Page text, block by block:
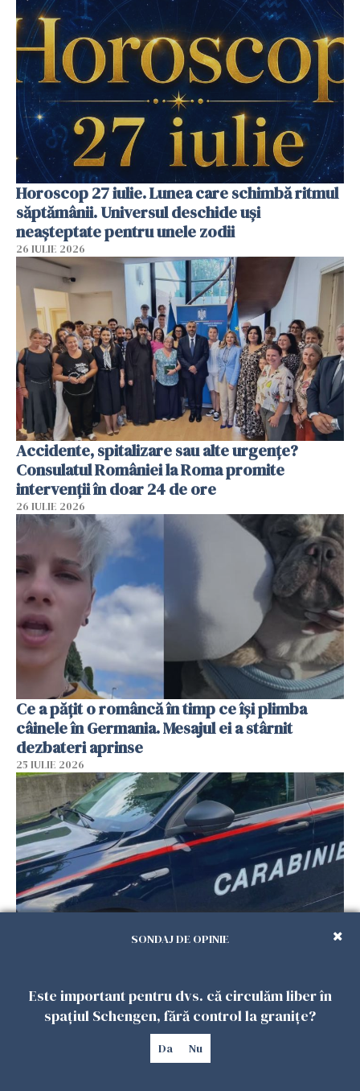
Horoscop 27 iulie. Lunea care schimbă ritmul
săptămânii. Universul deschide uși
neașteptate pentru unele zodii
26 IULIE 2026
Accidente, spitalizare sau alte urgențe?
Consulatul României la Roma promite
intervenții în doar 24 de ore
26 IULIE 2026
Ce a pățit o româncă în timp ce își plimba
câinele în Germania. Mesajul ei a stârnit
dezbateri aprinse
25 IULIE 2026
singuri în casă pentru a merge la mall. Vecinii
au dat alarma
25 IULIE 2026
SONDAJ DE OPINIE
Este important pentru dvs. că circulăm liber în
spațiul Schengen, fără control la granițe?
Da Nu